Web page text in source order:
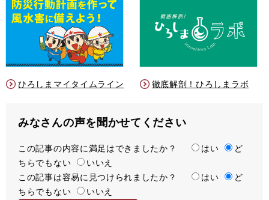
ひろしまマイタイムライン 徹底解剖！ひろしまラボ
みなさんの声を聞かせてください
満
足
度
この記事の内容に満足はできましたか？ はい
ど
ちらでもない
いいえ
容
易
この記事は容易に見つけられましたか？ はい
ど
ちらでもない
いいえ